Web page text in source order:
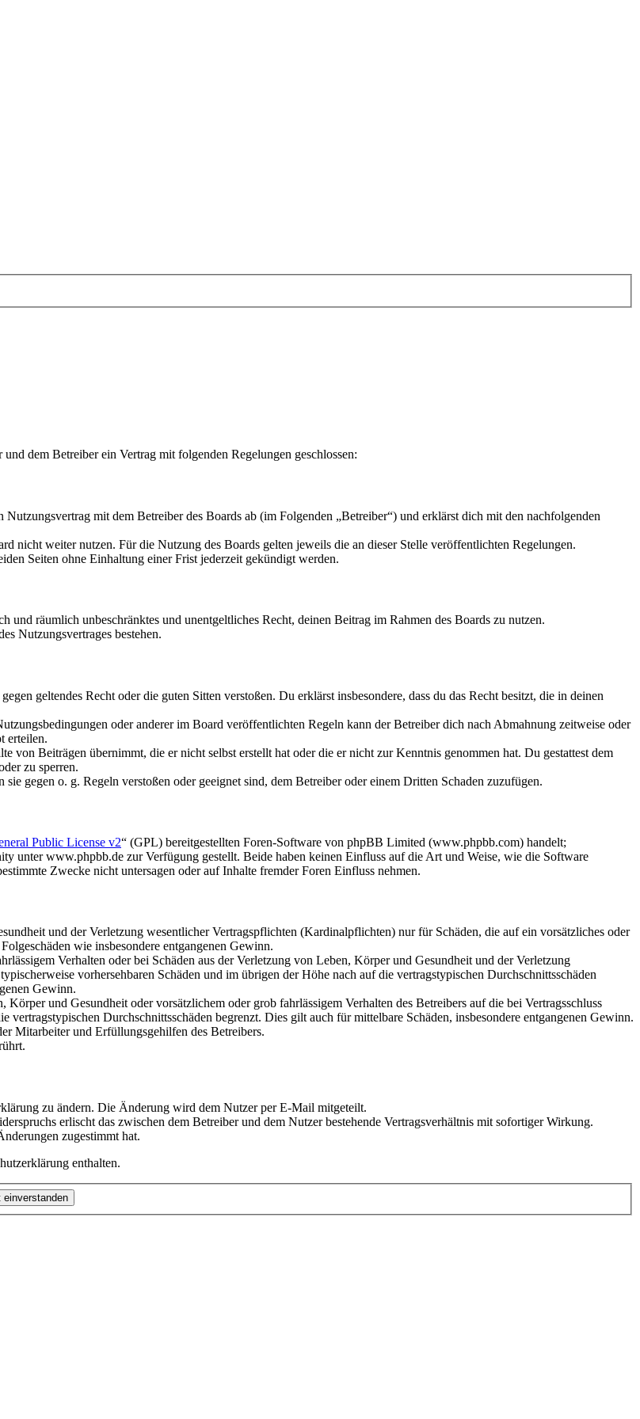
dem Betreiber ein Vertrag mit folgenden Regelungen geschlossen:
mit dem Betreiber des Boards ab (im Folgenden „Betreiber“) und erklärst dich mit den nachfolgenden
nicht weiter nutzen. Für die Nutzung des Boards gelten jeweils die an dieser Stelle veröffentlichten Regelungen.
Seiten ohne Einhaltung einer Frist jederzeit gekündigt werden.
und räumlich unbeschränktes und unentgeltliches Recht, deinen Beitrag im Rahmen des Boards zu nutzen.
Nutzungsvertrages bestehen.
geltendes Recht oder die guten Sitten verstoßen. Du erklärst insbesondere, dass du das Recht besitzt, die in deinen
oder anderer im Board veröffentlichten Regeln kann der Betreiber dich nach Abmahnung zeitweise oder
erteilen.
von Beiträgen übernimmt, die er nicht selbst erstellt hat oder die er nicht zur Kenntnis genommen hat. Du gestattest dem
zu sperren.
gegen o. g. Regeln verstoßen oder geeignet sind, dem Betreiber oder einem Dritten Schaden zuzufügen.
Public License v2“ (GPL) bereitgestellten Foren-Software von phpBB Limited (www.phpbb.com) handelt;
unter www.phpbb.de zur Verfügung gestellt. Beide haben keinen Einfluss auf die Art und Weise, wie die Software
Zwecke nicht untersagen oder auf Inhalte fremder Foren Einfluss nehmen.
und der Verletzung wesentlicher Vertragspflichten (Kardinalpflichten) nur für Schäden, die auf ein vorsätzliches oder
wie insbesondere entgangenen Gewinn.
Verhalten oder bei Schäden aus der Verletzung von Leben, Körper und Gesundheit und der Verletzung
vorhersehbaren Schäden und im übrigen der Höhe nach auf die vertragstypischen Durchschnittsschäden
Gewinn.
und Gesundheit oder vorsätzlichem oder grob fahrlässigem Verhalten des Betreibers auf die bei Vertragsschluss
Durchschnittsschäden begrenzt. Dies gilt auch für mittelbare Schäden, insbesondere entgangenen Gewinn.
Mitarbeiter und Erfüllungsgehilfen des Betreibers.
zu ändern. Die Änderung wird dem Nutzer per E-Mail mitgeteilt.
erlischt das zwischen dem Betreiber und dem Nutzer bestehende Vertragsverhältnis mit sofortiger Wirkung.
zugestimmt hat.
enthalten.